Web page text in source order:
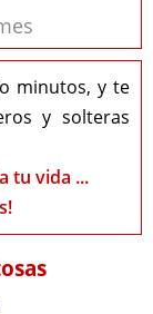
minutos, y te
y solteras
tu vida ...